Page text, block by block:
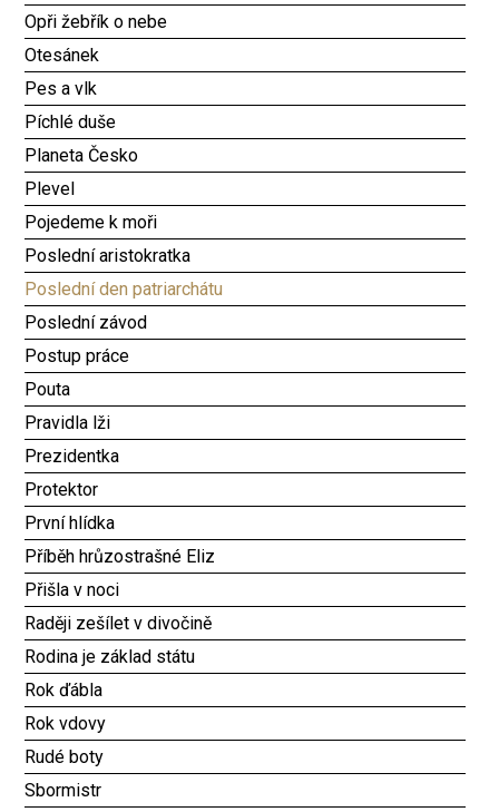
Opři žebřík o nebe
Otesánek
Pes a vlk
Píchlé duše
Planeta Česko
Plevel
Pojedeme k moři
Poslední aristokratka
Poslední den patriarchátu
Poslední závod
Postup práce
Pouta
Pravidla lži
Prezidentka
Protektor
První hlídka
Příběh hrůzostrašné Eliz
Přišla v noci
Raději zešílet v divočině
Rodina je základ státu
Rok ďábla
Rok vdovy
Rudé boty
Sbormistr